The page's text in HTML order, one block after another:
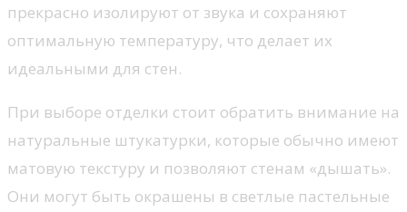
прекрасно изолируют от звука и сохраняют
оптимальную температуру, что делает их
идеальными для стен.
При выборе отделки стоит обратить внимание на
натуральные штукатурки, которые обычно имеют
матовую текстуру и позволяют стенам «дышать».
Они могут быть окрашены в светлые пастельные